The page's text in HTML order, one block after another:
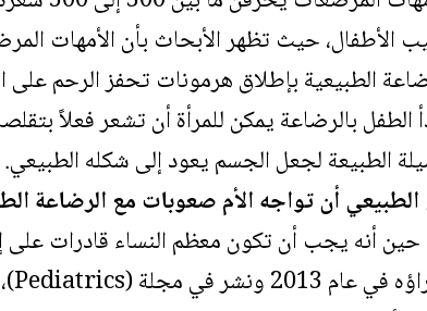
الأطفال، حيث تظهر الأبحاث بأن الأمهات
الطبيعية بإطلاق هرمونات تحفز الرحم
الطفل بالرضاعة يمكن للمرأة أن تشعر فعلاً
الطبيعة لجعل الجسم يعود إلى شكله الطبيعي.
أن تواجه الأم صعوبات مع الرضاعة
أنه يجب أن تكون معظم النساء قادرات على